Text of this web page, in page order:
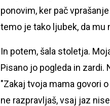
ponovim, ker pač
temo je tako ljubek, da mu
In potem, šala stoletja.
Pisano jo pogleda in zardi.
"Zakaj tvoja mama govori
ne razpravljaš, vsaj jaz